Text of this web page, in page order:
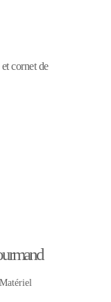
cornet de
Matériel